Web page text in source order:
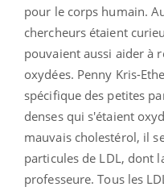
pour le corps humain.
chercheurs étaient
pouvaient aussi aider à
oxydées. Penny Kris-
spécifique des petites
denses qui s'étaient
mauvais cholestérol, il
particules de LDL, dont
professeure. Tous les